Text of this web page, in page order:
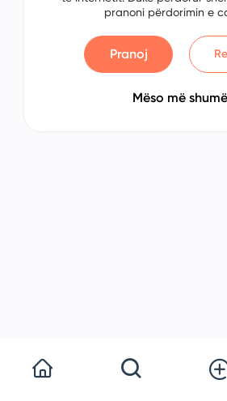
pranoni përdorimin e
Pranoj
Mëso më